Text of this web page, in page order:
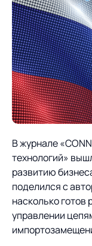
Академия
База знаний
О компании
О компании
ИТ-аккредитация
Карьера
Продукты
поставок
Управление
Управление
и транспортным
Интегрированное
Логистический
консалтинг
Автоматизация
процессов
Пресс-центр
Новости
Мероприятия
Проекты
В журнале
технологий»
развитию
поделился с
насколько готов
управлении